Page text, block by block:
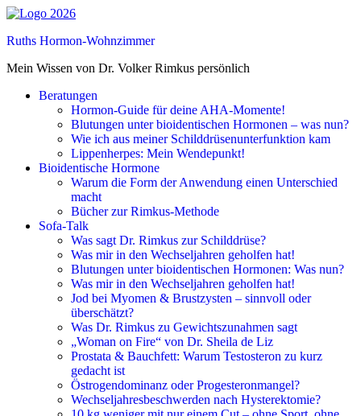
Skip
content
Enter)
Ruths Hormon-Wohnzimmer
Mein Wissen von Dr. Volker Rimkus persönlich
Beratungen
Hormon-Guide für deine AHA-Momente!
Blutungen unter bioidentischen Hormonen – was nun?
Wie ich aus meiner Schilddrüsenunterfunktion kam
Lippenherpes: Mein Wendepunkt!
Bioidentische Hormone
Warum die Form der Anwendung einen Unterschied
macht
Bücher zur Rimkus-Methode
Sofa-Talk
Was sagt Dr. Rimkus zur Schilddrüse?
Was mir in den Wechseljahren geholfen hat!
Blutungen unter bioidentischen Hormonen: Was nun?
Was mir in den Wechseljahren geholfen hat!
Jod bei Myomen & Brustzysten – sinnvoll oder
überschätzt?
Was Dr. Rimkus zu Gewichtszunahmen sagt
„Woman on Fire“ von Dr. Sheila de Liz
Prostata & Bauchfett: Warum Testosteron zu kurz
gedacht ist
Östrogendominanz oder Progesteronmangel?
Wechseljahresbeschwerden nach Hysterektomie?